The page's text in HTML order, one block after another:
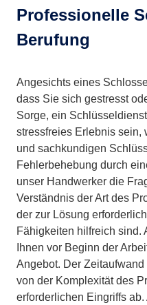
Professionelle
Berufung
Angesichts eines
dass Sie sich gestresst
Sorge, ein
stressfreies Erlebnis sein,
und sachkundigen
Fehlerbehebung durch
unser Handwerker die
Verständnis der Art des
der zur Lösung
Fähigkeiten hilfreich sind.
Ihnen vor Beginn der
Angebot. Der
von der Komplexität des
erforderlichen Eingriffs